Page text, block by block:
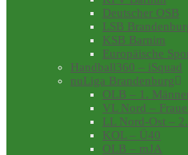
Deutscher OSB
LSB
KSB Barnim
Europäische
Handball360 – iSquad
nuLiga Brandenburg
OLB – 1.
VL Nord –
LL Nord-Ost –
KOL – Ü40
OLB – mJA